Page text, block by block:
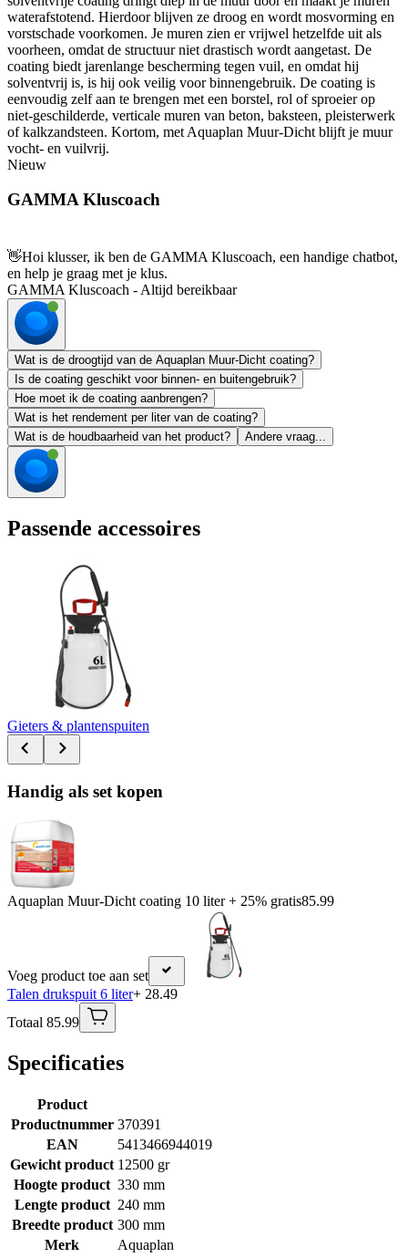
waterafstotend. Hierdoor blijven ze droog en wordt mosvorming en
vorstschade voorkomen. Je muren zien er vrijwel hetzelfde uit als
voorheen, omdat de structuur niet drastisch wordt aangetast. De
coating biedt jarenlange bescherming tegen vuil, en omdat hij
solventvrij is, is hij ook veilig voor binnengebruik. De coating is
eenvoudig zelf aan te brengen met een borstel, rol of sproeier op
niet-geschilderde, verticale muren van beton, baksteen, pleisterwerk
of kalkzandsteen. Kortom, met Aquaplan Muur-Dicht blijft je muur
vocht- en vuilvrij.
Nieuw
GAMMA Kluscoach
👋Hoi klusser, ik ben de GAMMA Kluscoach, een handige chatbot,
en help je graag met je klus.
GAMMA Kluscoach - Altijd bereikbaar
Wat is de droogtijd van de Aquaplan Muur-Dicht coating?
Is de coating geschikt voor binnen- en buitengebruik?
Hoe moet ik de coating aanbrengen?
Wat is het rendement per liter van de coating?
Wat is de houdbaarheid van het product?
Andere vraag...
Passende accessoires
Gieters & plantenspuiten
Handig als set kopen
Aquaplan Muur-Dicht coating 10 liter + 25% gratis85.99
Voeg product toe aan set
Talen drukspuit 6 liter+ 28.49
Totaal 85.99
Specificaties
Product
Productnummer 370391
EAN
5413466944019
Gewicht product 12500 gr
Hoogte product 330 mm
Lengte product 240 mm
Breedte product 300 mm
Merk
Aquaplan